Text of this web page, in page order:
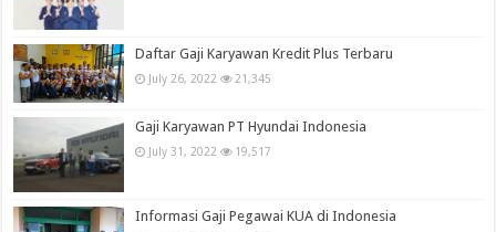
Daftar Gaji Karyawan Kredit Plus Terbaru
July 26, 2022 21,345
Gaji Karyawan PT Hyundai Indonesia
July 31, 2022 19,517
Informasi Gaji Pegawai KUA di Indonesia